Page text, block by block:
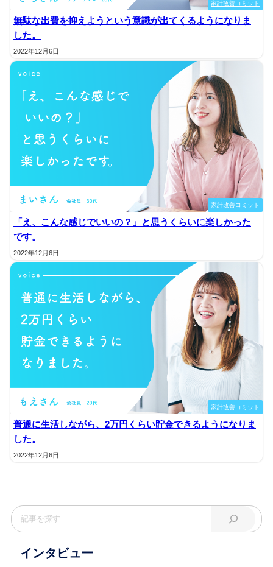
家計改善コミット
無駄な出費を抑えようという意識が出てくるようになりま
した。
2022年12月6日
家計改善コミット
「え、こんな感じでいいの？」と思うくらいに楽しかった
です。
2022年12月6日
家計改善コミット
普通に生活しながら、2万円くらい貯金できるようになりま
した。
2022年12月6日
インタビュー